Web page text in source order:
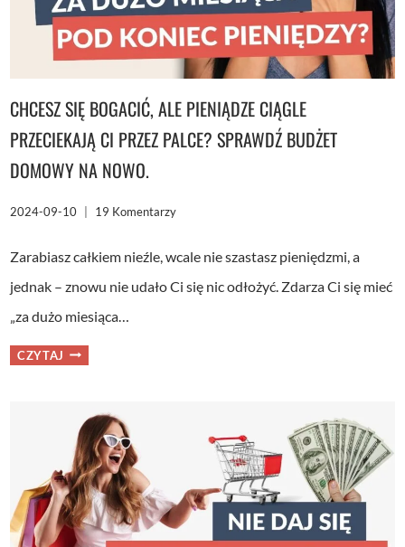
CHCESZ SIĘ BOGACIĆ, ALE PIENIĄDZE CIĄGLE
PRZECIEKAJĄ CI PRZEZ PALCE? SPRAWDŹ BUDŻET
DOMOWY NA NOWO.
2024-09-10 19 Komentarzy
Zarabiasz całkiem nieźle, wcale nie szastasz pieniędzmi, a
jednak – znowu nie udało Ci się nic odłożyć. Zdarza Ci się mieć
„za dużo miesiąca…
CZYTAJ CHCESZ
SIĘ
PRZECIEKAJĄ
PRZEZ
PALCE?
SPRAWDŹ
BUDŻET
DOMOWY
NA
NOWO.